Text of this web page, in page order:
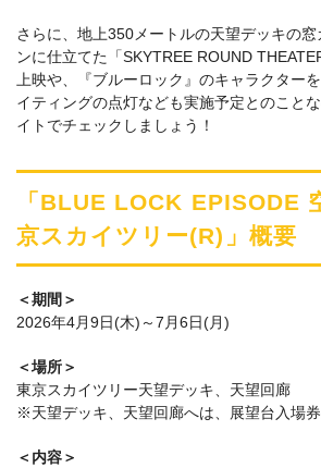
さらに、地上350メートルの天望デッキの
ンに仕立てた「SKYTREE ROUND
上映や、『ブルーロック』のキャラクター
イティングの点灯なども実施予定とのこと
イトでチェックしましょう！
「BLUE LOCK EPISODE
京スカイツリー(R)」概要
＜期間＞
2026年4月9日(木)～7月6日(月)
＜場所＞
東京スカイツリー天望デッキ、天望回廊
※天望デッキ、天望回廊へは、展望台入場券
＜内容＞